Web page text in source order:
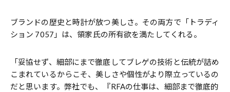
ブランドの歴史と時計が放つ美しさ。その両方で「トラディ
ション 7057」は、領家氏の所有欲を満たしてくれる。
「妥協せず、細部にまで徹底してブレゲの技術と伝統が詰め
こまれているからこそ、美しさや個性がより際立っているの
だと思います。弊社でも、『RFAの仕事は、細部まで徹底的